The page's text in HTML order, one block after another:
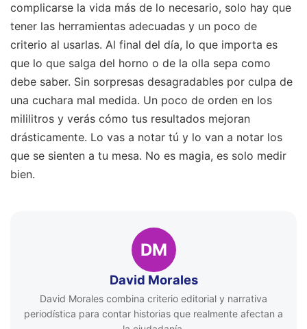
complicarse la vida más de lo necesario, solo hay que
tener las herramientas adecuadas y un poco de
criterio al usarlas. Al final del día, lo que importa es
que lo que salga del horno o de la olla sepa como
debe saber. Sin sorpresas desagradables por culpa de
una cuchara mal medida. Un poco de orden en los
mililitros y verás cómo tus resultados mejoran
drásticamente. Lo vas a notar tú y lo van a notar los
que se sienten a tu mesa. No es magia, es solo medir
bien.
DM
David Morales
David Morales combina criterio editorial y narrativa
periodística para contar historias que realmente afectan a